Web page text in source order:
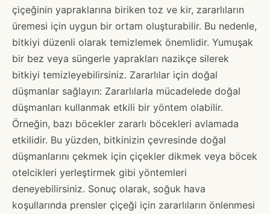
çiçeğinin yapraklarına biriken toz ve kir, zararlıların
üremesi için uygun bir ortam oluşturabilir. Bu nedenle,
bitkiyi düzenli olarak temizlemek önemlidir. Yumuşak
bir bez veya süngerle yaprakları nazikçe silerek
bitkiyi temizleyebilirsiniz. Zararlılar için doğal
düşmanlar sağlayın: Zararlılarla mücadelede doğal
düşmanları kullanmak etkili bir yöntem olabilir.
Örneğin, bazı böcekler zararlı böcekleri avlamada
etkilidir. Bu yüzden, bitkinizin çevresinde doğal
düşmanlarını çekmek için çiçekler dikmek veya böcek
otelcikleri yerleştirmek gibi yöntemleri
deneyebilirsiniz. Sonuç olarak, soğuk hava
koşullarında prensler çiçeği için zararlıların önlenmesi